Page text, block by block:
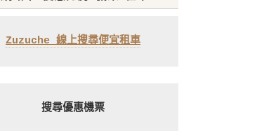
Zuzuche 線上搜尋便宜租車
搜尋優惠機票